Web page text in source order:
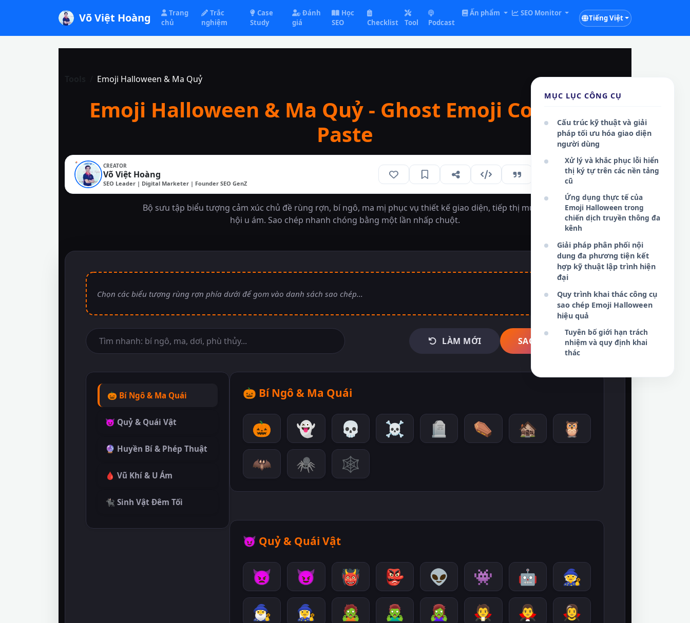
Võ Việt Hoàng
Trang
chủ
Trắc
nghiệm
Case
Study
Đánh
giá
Học
SEO
Checklist Tool Podcast
Ấn phẩm SEO Monitor
Tiếng Việt
Emoji Halloween & Ma Quỷ
Emoji Halloween & Ma Quỷ - Ghost Emoji Copy and
Paste
CREATOR
Võ Việt Hoàng
SEO Leader | Digital Marketer | Founder SEO GenZ
270
Bộ sưu tập biểu tượng cảm xúc chủ đề rùng rợn, bí ngô, ma mị phục vụ thiết kế giao diện, tiếp thị mùa lễ
hội u ám. Sao chép nhanh chóng bằng một lần nhấp chuột.
LÀM MỚI SAO CHÉP NGAY
🎃 Bí Ngô & Ma Quái
😈 Quỷ & Quái Vật
🔮 Huyền Bí & Phép Thuật
🩸 Vũ Khí & U Ám
🐈‍⬛ Sinh Vật Đêm Tối
🎃 Bí Ngô & Ma Quái
🎃 👻 💀 ☠️ 🪦 ⚰️ 🏚️
🦉
🦇
🕷️ 🕸️
😈 Quỷ & Quái Vật
👿 😈 👹 👺 👽 👾 🤖
🧙
🧙‍♂️
🧙‍♀️ 🧟 🧟‍♂️ 🧟‍♀️ 🧛 🧛‍♂️ 🧛‍♀️
MỤC LỤC CÔNG CỤ
Cấu trúc kỹ thuật và giải
pháp tối ưu hóa giao diện
người dùng
Xử lý và khắc phục lỗi hiển
thị ký tự trên các nền tảng
cũ
Ứng dụng thực tế của
Emoji Halloween trong
chiến dịch truyền thông đa
kênh
Giải pháp phân phối nội
dung đa phương tiện kết
hợp kỹ thuật lập trình hiện
đại
Quy trình khai thác công cụ
sao chép Emoji Halloween
hiệu quả
Tuyên bố giới hạn trách
nhiệm và quy định khai
thác